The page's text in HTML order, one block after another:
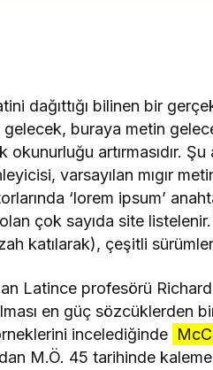
dağıttığı bilinen bir
gelecek, buraya metin
okunurluğu artırmasıdır.
varsayılan mıgır
‘lorem ipsum’
çok sayıda site
katılarak), çeşitli
Latince profesörü
en güç sözcüklerden
incelediğinde
M.Ö. 45 tarihinde kaleme